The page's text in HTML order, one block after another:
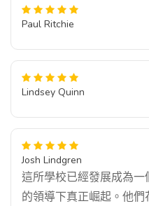
Paul Ritchie
Lindsey Quinn
Josh Lindgren
這所學校已經發展成為
的領導下真正崛起。他